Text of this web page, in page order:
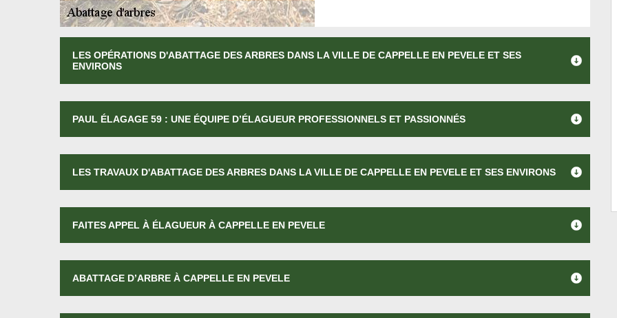
LES OPÉRATIONS D'ABATTAGE DES ARBRES DANS LA VILLE DE CAPPELLE EN PEVELE ET SES
ENVIRONS
PAUL ÉLAGAGE 59 : UNE ÉQUIPE D’ÉLAGUEUR PROFESSIONNELS ET PASSIONNÉS
LES TRAVAUX D'ABATTAGE DES ARBRES DANS LA VILLE DE CAPPELLE EN PEVELE ET SES ENVIRONS
FAITES APPEL À ÉLAGUEUR À CAPPELLE EN PEVELE
ABATTAGE D’ARBRE À CAPPELLE EN PEVELE